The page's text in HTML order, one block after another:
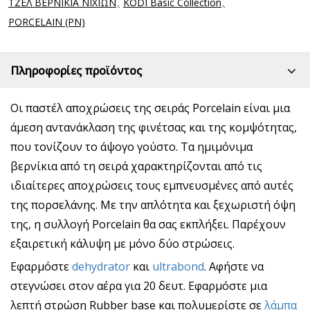
PORCELAIN (PN)
Πληροφορίες προϊόντος
Οι παστέλ αποχρώσεις της σειράς Porcelain είναι μια
άμεση αντανάκλαση της φινέτσας και της κομψότητας,
που τονίζουν το άψογο γούστο. Τα ημιμόνιμα
βερνίκια από τη σειρά χαρακτηρίζονται από τις
ιδιαίτερες αποχρώσεις τους εμπνευσμένες από αυτές
της πορσελάνης. Με την απλότητα και ξεχωριστή όψη
της, η συλλογή Porcelain θα σας εκπλήξει. Παρέχουν
εξαιρετική κάλυψη με μόνο δύο στρώσεις.
Εφαρμόστεdehydrator και ultrabond. Αφήστε να
στεγνώσει στον αέρα για 20 δευτ. Εφαρμόστε μια
λεπτή στρώση Rubber base και πολυμερίστε σελάμπα